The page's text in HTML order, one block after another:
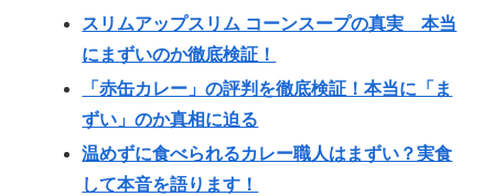
スリムアップスリム コーンスープの真実 本当
にまずいのか徹底検証！
「赤缶カレー」の評判を徹底検証！本当に「ま
ずい」のか真相に迫る
温めずに食べられるカレー職人はまずい？実食
して本音を語ります！